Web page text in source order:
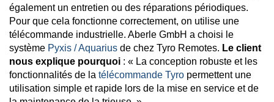
également un entretien ou des réparations périodiques.
Pour que cela fonctionne correctement, on utilise une
télécommande industrielle. Aberle GmbH a choisi le
système Pyxis / Aquarius de chez Tyro Remotes. Le client
nous explique pourquoi : « La conception robuste et les
fonctionnalités de la télécommande Tyro permettent une
utilisation simple et rapide lors de la mise en service et de